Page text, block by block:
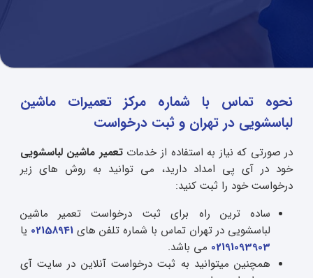
نحوه تماس با شماره مرکز تعمیرات ماشین
لباسشویی در تهران و ثبت درخواست
در صورتی که نیاز به استفاده از خدمات تعمیر ماشین لباسشویی
خود در آی پی امداد دارید، می توانید به روش های زیر
درخواست خود را ثبت کنید:
ساده ترین راه برای ثبت درخواست تعمیر ماشین
لباسشویی در تهران تماس با شماره تلفن های 02158941 یا
02191093903 می باشد.
همچنین میتوانید به ثبت درخواست آنلاین در سایت آی